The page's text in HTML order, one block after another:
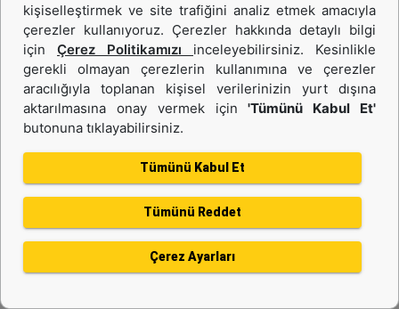
1,9 m3 (2,5 yd3), ISO Ataşman Değiştirici, Cıvata
Bağlantılı Kesici Kenar
94.5 inç - 2401 mm
1470 lb - 666.79 kg
kişiselleştirmek ve site trafiğini analiz etmek amacıyla
çerezler kullanıyoruz. Çerezler hakkında detaylı bilgi
için Çerez Politikamızı inceleyebilirsiniz. Kesinlikle
gerekli olmayan çerezlerin kullanımına ve çerezler
aracılığıyla toplanan kişisel verilerinizin yurt dışına
aktarılmasına onay vermek için'Tümünü Kabul Et'
butonuna tıklayabilirsiniz.
Tümünü Kabul Et
Tümünü Reddet
Çerez Ayarları